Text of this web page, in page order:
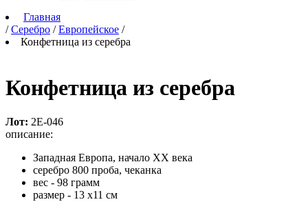
Главная
/ Серебро / Европейское /
Конфетница из серебра
Конфетница из серебра
Лот: 2Е-046
описание:
Западная Европа, начало XX века
серебро 800 проба, чеканка
вес - 98 грамм
размер - 13 х11 см